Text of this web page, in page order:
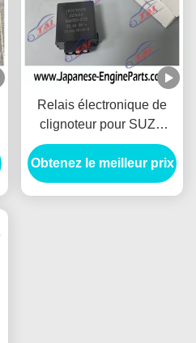
Relais électronique de
clignoteur pour SUZU
FSR FRR FTR 96 FVR
FVZ CXZ 066500-3720
1-83470060-0
Obtenez le meilleur prix